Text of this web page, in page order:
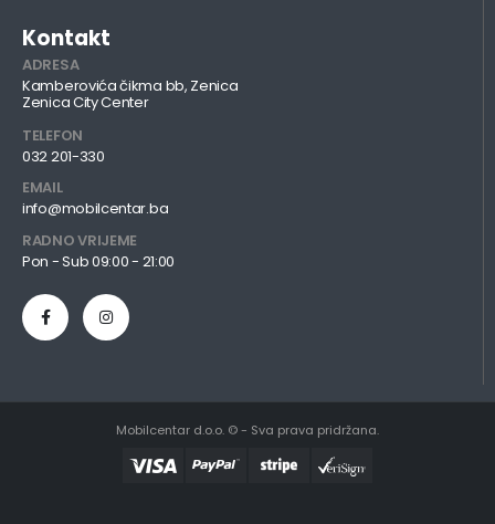
Kontakt
ADRESA
Kamberovića čikma bb, Zenica
Zenica City Center
TELEFON
032 201-330
EMAIL
info@mobilcentar.ba
RADNO VRIJEME
Pon - Sub 09:00 - 21:00
Mobilcentar d.o.o. © - Sva prava pridržana.